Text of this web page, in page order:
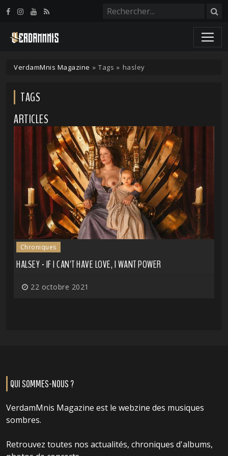
VerdamMnis Magazine » Tags » hasley
TAGS
ARTICLES
Chroniques
HALSEY - IF I CAN'T HAVE LOVE, I WANT POWER
22 octobre 2021
QUI SOMMES-NOUS ?
VerdamMnis Magazine est le webzine des musiques
sombres.
Retrouvez toutes nos actualités, chroniques d'albums,
Panneau de gestion des cookies